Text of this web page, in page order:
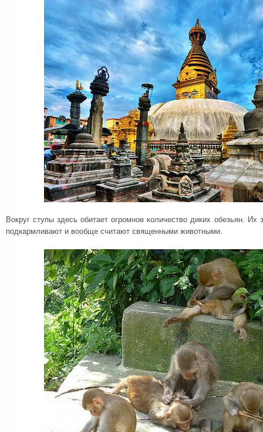
Вокруг ступы здесь обитает огромное количество диких обезьян. Их
подкармливают и вообще считают священными животными.